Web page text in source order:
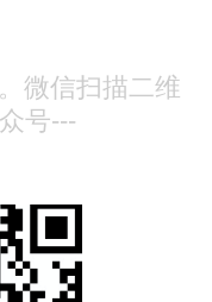
微信扫描二维
号---